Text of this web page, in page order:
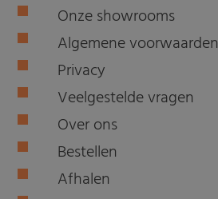
Onze showrooms
Algemene voorwaarden
Privacy
Veelgestelde vragen
Over ons
Bestellen
Afhalen